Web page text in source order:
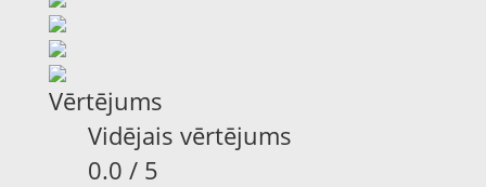
Vērtējums
Vidējais vērtējums
0.0 / 5